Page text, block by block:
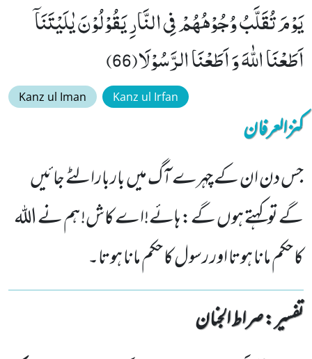
یَوْمَ تُقَلَّبُ وُجُوْهُهُمْ فِی النَّارِ یَقُوْلُوْنَ یٰلَیْتَنَاۤ
اَطَعْنَا اللّٰهَ وَ اَطَعْنَا الرَّسُوْلَا(66)
Kanz ul Iman Kanz ul Irfan
کنزالعرفان
جس دن ان کے چہرے آگ میں باربارالٹے جائیں
گے توکہتے ہوں گے: ہائے!اے کاش! ہم نے اللہ
کا حکم مانا ہوتا اور رسول کا حکم مانا ہوتا۔
تفسیر : ‎صراط الجنان